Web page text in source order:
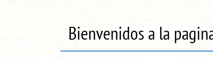
Bienvenidos a la